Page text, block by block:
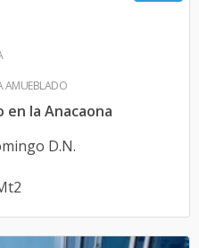
AMUEBLADO
la Anacaona
D.N.